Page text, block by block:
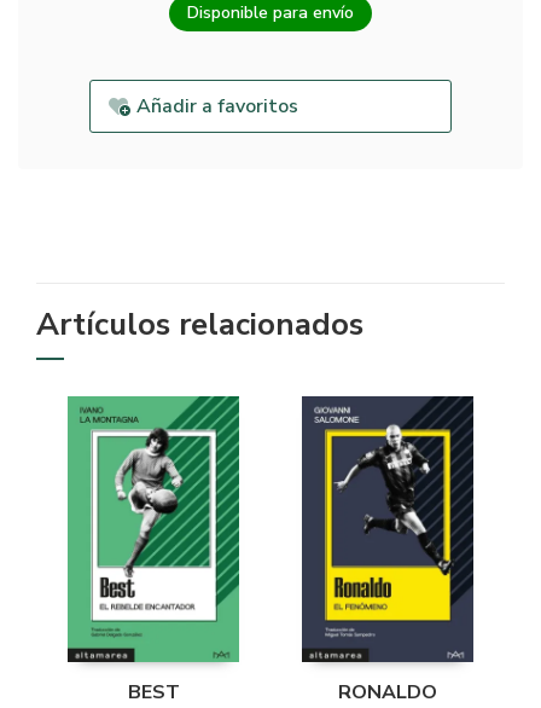
Disponible para envío
Añadir a favoritos
Artículos relacionados
BEST RONALDO